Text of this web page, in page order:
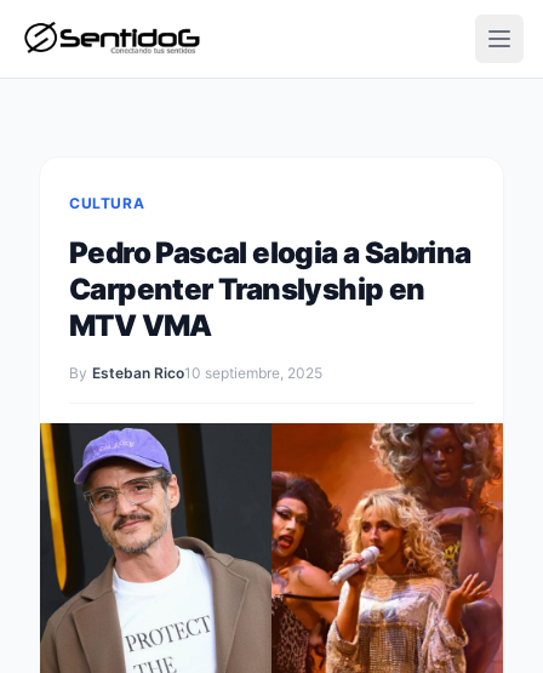
CULTURA
Pedro Pascal elogia a Sabrina
Carpenter Translyship en
MTV VMA
By Esteban Rico10 septiembre, 2025